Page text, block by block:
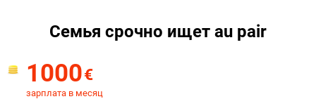
Семья срочно ищет au pair
1000€
зарплата в месяц